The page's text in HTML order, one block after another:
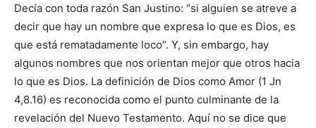
Decía con toda razón San Justino: “si alguien se atreve a
decir que hay un nombre que expresa lo que es Dios, es
que está rematadamente loco”. Y, sin embargo, hay
algunos nombres que nos orientan mejor que otros hacia
lo que es Dios. La definición de Dios como Amor (1 Jn
4,8.16) es reconocida como el punto culminante de la
revelación del Nuevo Testamento. Aquí no se dice que